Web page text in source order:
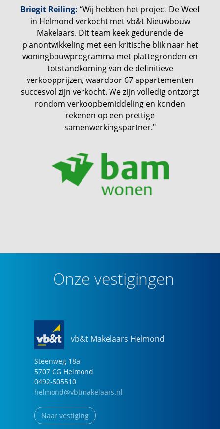
Briegit Reiling: “Wij hebben het project De Weef
in Helmond verkocht met vb&t Nieuwbouw
Makelaars. Dit team keek gedurende de
planontwikkeling met een kritische blik naar het
woningbouwprogramma met plattegronden en
totstandkoming van de definitieve
verkoopprijzen, waardoor 67 appartementen
succesvol zijn verkocht. We zijn volledig ontzorgt
rondom verkoopbemiddeling en konden
rekenen op een prettige
samenwerkingspartner."
Ines van Steenbergen:
Marlous Duolos:
Onze vestigingen
vb&t Makelaars Helmond
Steenweg 18a
5707 CG Helmond
0492-505510
helmond@vbtmakelaars.nl
Naar vestiging